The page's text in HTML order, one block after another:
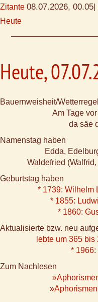
Zitante 08.07.2026, 00.05
Heute
Heute,
Bauernweisheit/Wetterregel
Am Tage
da säe
Namenstag haben
Edda,
Waldefried
Geburtstag haben
* 1739: Wilhelm
* 1855:
* 1860:
Aktualisierte bzw. neu
lebte um 365
*
Zum Nachlesen